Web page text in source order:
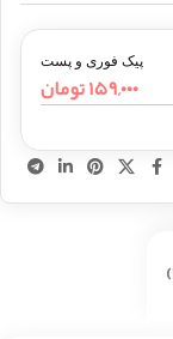
پیک فوری و پست
۱۵۹,۰۰۰تومان